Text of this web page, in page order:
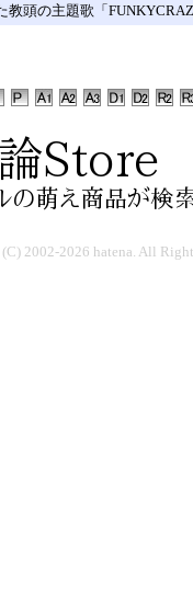
教頭の主題歌「
2002-2026 hatena. All